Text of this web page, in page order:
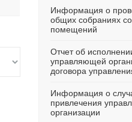
Информация о
общих собраниях
помещений
Отчет об
управляющей
договора
Информация о
привлечения
организации